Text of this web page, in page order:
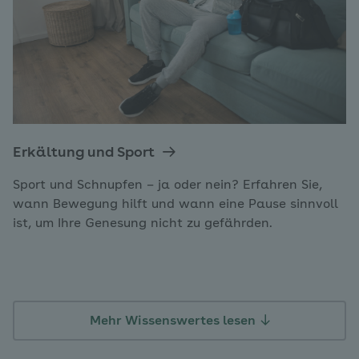
Erkältung und Sport
Sport und Schnupfen – ja oder nein? Erfahren Sie,
wann Bewegung hilft und wann eine Pause sinnvoll
ist, um Ihre Genesung nicht zu gefährden.
Mehr Wissenswertes lesen